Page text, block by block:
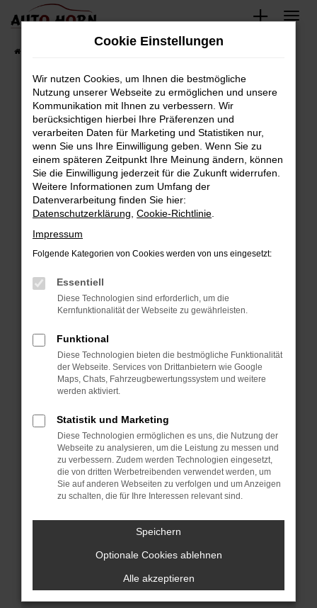
Zum
springen
Fahrzeugbestand
Fehler: Network Error
Beim Laden ist ein Fehler aufgetreten.
Hier sind ein paar Tipps, die dir helfen können:
Überprüfe deine Firewall und deine
Internetverbindung.
Laden andere Webseiten, zum Beispiel deine
Suchmaschine?
Prüfe deine Browsererweiterungen.
können das Laden bestimmter Seiten
verhindern. Funktioniert die Seite in einem
anderen Browser oder in einem privaten
Starte dein Gerät neu.
Das kann manchmal helfen, vorübergehende
Probleme zu beheben.
Betriebssystem auf dem neuesten Stand
sind.
Veraltete Software birgt nicht nur ein
Sicherheitsrisiko, sondern kann auch dazu
führen, dass bestimmte Funktionen nicht mehr
unterstützt werden.
Wende dich an den Webseitenbetreiber.
Wenn du alle oben genannten Schritte versucht
hast, kontaktiere uns bitte. Wir werden
versuchen, das Problem zu beheben. Du kannst
uns diesen Text schicken, um uns bei der
Cookie Einstellungen
Wir nutzen Cookies, um Ihnen die bestmögliche
Nutzung unserer Webseite zu ermöglichen und unsere
Kommunikation mit Ihnen zu verbessern. Wir
berücksichtigen hierbei Ihre Präferenzen und
verarbeiten Daten für Marketing und Statistiken nur,
wenn Sie uns Ihre Einwilligung geben. Wenn Sie zu
einem späteren Zeitpunkt Ihre Meinung ändern, können
Sie die Einwilligung jederzeit für die Zukunft widerrufen.
Weitere Informationen zum Umfang der
Datenverarbeitung finden Sie hier:
Datenschutzerklärung Cookie-Richtlinie
Impressum
Folgende Kategorien von Cookies werden von uns eingesetzt:
Essentiell
Diese Technologien sind erforderlich, um die
Kernfunktionalität der Webseite zu gewährleisten.
Funktional
Diese Technologien bieten die bestmögliche Funktionalität
der Webseite. Services von Drittanbietern wie Google
Maps, Chats, Fahrzeugbewertungssystem und weitere
werden aktiviert.
Statistik und Marketing
Diese Technologien ermöglichen es uns, die Nutzung der
Webseite zu analysieren, um die Leistung zu messen und
zu verbessern. Zudem werden Technologien eingesetzt,
die von dritten Werbetreibenden verwendet werden, um
Sie auf anderen Webseiten zu verfolgen und um Anzeigen
zu schalten, die für Ihre Interessen relevant sind.
Speichern
Optionale Cookies ablehnen
Alle akzeptieren